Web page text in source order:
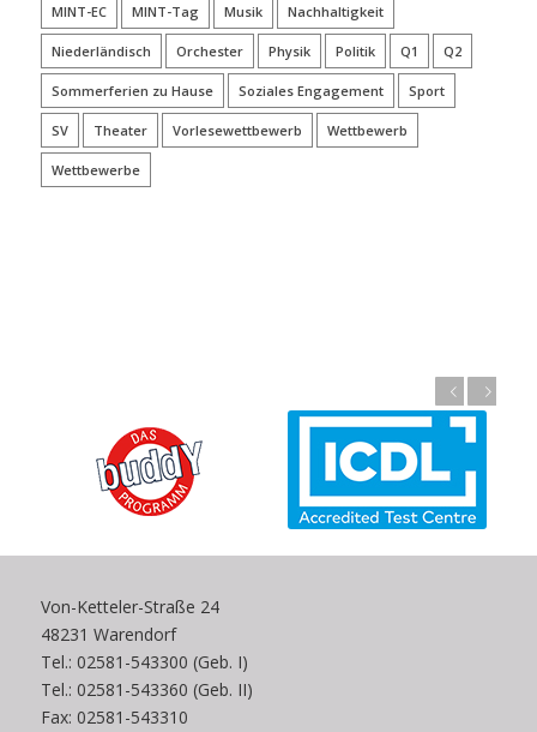
MINT-EC MINT-Tag Musik Nachhaltigkeit
Niederländisch Orchester Physik Politik Q1 Q2
Sommerferien zu Hause Soziales Engagement Sport
SV Theater Vorlesewettbewerb Wettbewerb
Wettbewerbe
Von-Ketteler-Straße 24
48231 Warendorf
Tel.: 02581-543300 (Geb. I)
Tel.: 02581-543360 (Geb. II)
Fax: 02581-543310